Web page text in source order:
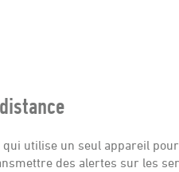
utilise un seul appareil
des alertes sur les